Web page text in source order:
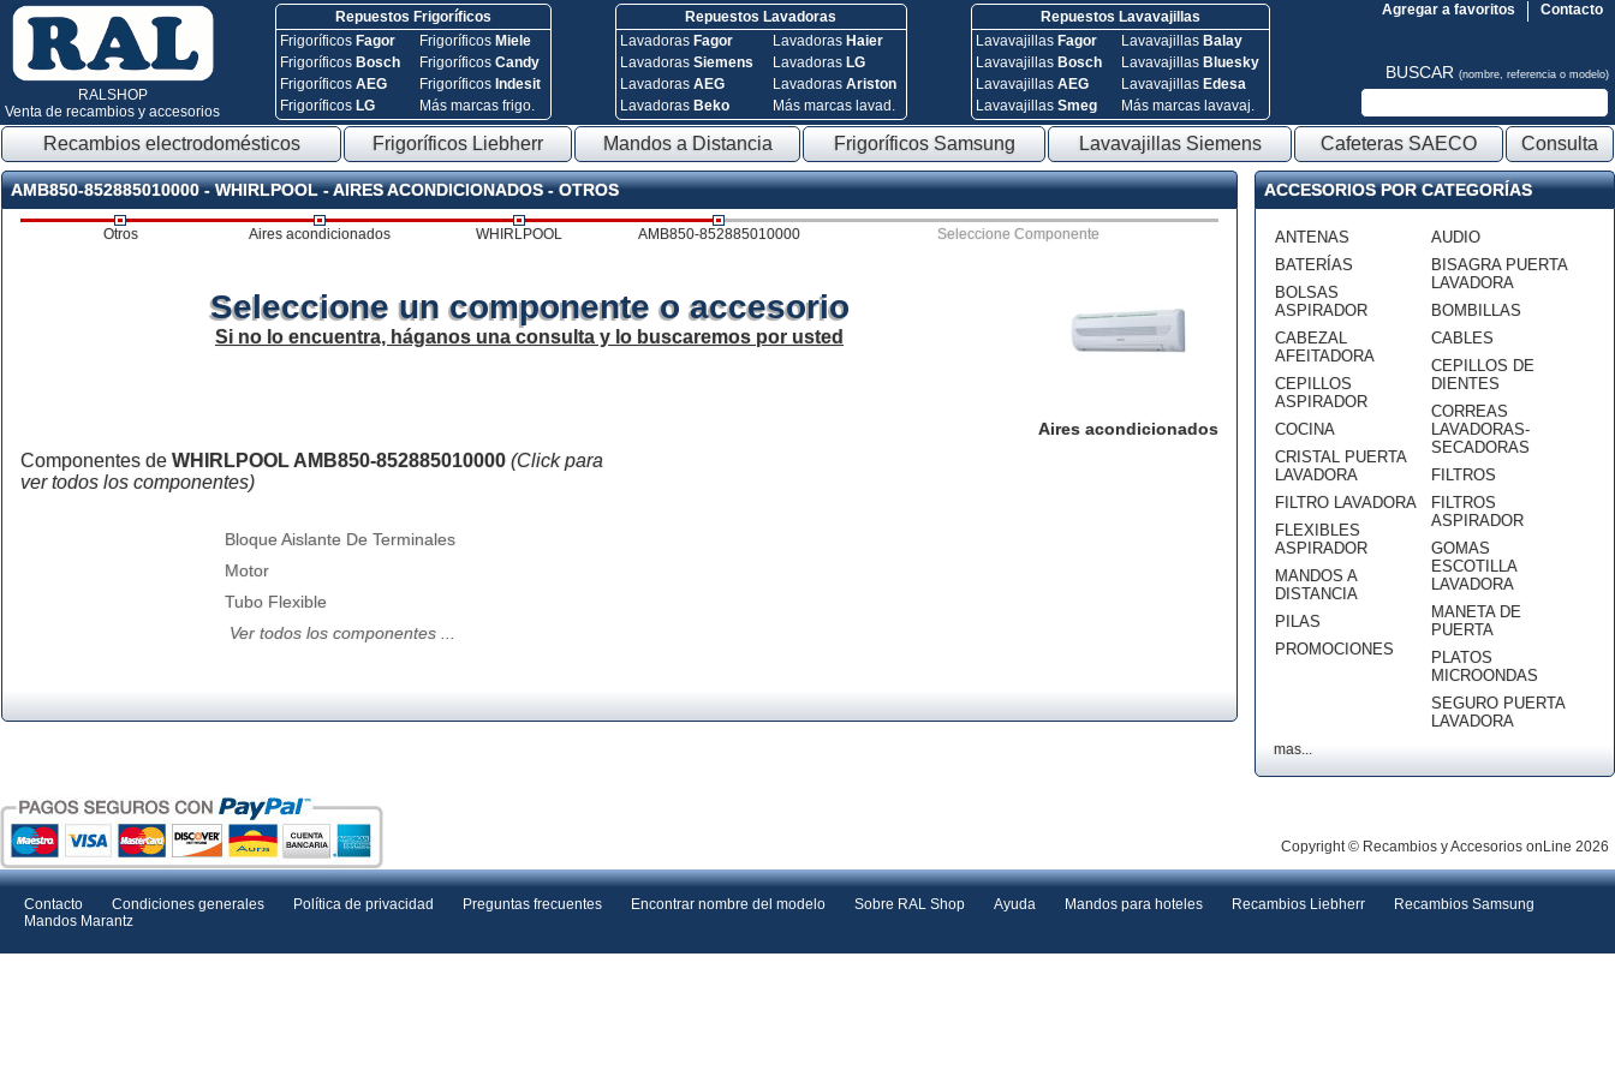
RALSHOP
Venta de recambios y accesorios
Repuestos Frigoríficos
Frigoríficos Fagor
Frigoríficos Bosch
FrigoríficosAEG
Frigoríficos LG
Frigoríficos Miele
FrigoríficosCandy
Frigoríficos Indesit
Más marcas frigo.
Repuestos Lavadoras
Lavadoras Fagor
Lavadoras Siemens
Lavadoras AEG
Lavadoras Beko
Lavadoras Haier
Lavadoras LG
Lavadoras Ariston
Más marcas lavad.
Repuestos Lavavajillas
Lavavajillas Fagor
Lavavajillas Bosch
Lavavajillas AEG
Lavavajillas Smeg
Lavavajillas Balay
Lavavajillas Bluesky
Lavavajillas Edesa
Más marcas lavavaj.
Contacto
Agregar a favoritos
BUSCAR (nombre, referencia o modelo)
Recambios electrodomésticos Frigoríficos Liebherr Mandos a Distancia Frigoríficos Samsung Lavavajillas Siemens Cafeteras SAECO Consulta
AMB850-852885010000 - WHIRLPOOL - AIRES ACONDICIONADOS - OTROS
Otros Aires acondicionados WHIRLPOOL AMB850-852885010000 Seleccione Componente
Aires acondicionados
Seleccione un componente o accesorio
Si no lo encuentra, háganos una consulta y lo buscaremos por usted
Componentes de WHIRLPOOL AMB850-852885010000 (Click para
ver todos los componentes)
Bloque Aislante De Terminales
Motor
Tubo Flexible
Ver todos los componentes ...
ACCESORIOS POR CATEGORÍAS
ANTENAS
BATERÍAS
BOLSAS
ASPIRADOR
CABEZAL
AFEITADORA
CEPILLOS
ASPIRADOR
COCINA
CRISTAL PUERTA
LAVADORA
FILTRO LAVADORA
FLEXIBLES
ASPIRADOR
MANDOS A
DISTANCIA
PILAS
PROMOCIONES
AUDIO
BISAGRA PUERTA
LAVADORA
BOMBILLAS
CABLES
CEPILLOS DE
DIENTES
CORREAS
LAVADORAS-
SECADORAS
FILTROS
FILTROS
ASPIRADOR
GOMAS
ESCOTILLA
LAVADORA
MANETA DE
PUERTA
PLATOS
MICROONDAS
SEGURO PUERTA
LAVADORA
mas...
Copyright © Recambios y Accesorios onLine 2026
Contacto Condiciones generales Política de privacidad Preguntas frecuentes Encontrar nombre del modelo Sobre RAL Shop Ayuda Mandos para hoteles Recambios Liebherr
Recambios Samsung
Mandos Marantz